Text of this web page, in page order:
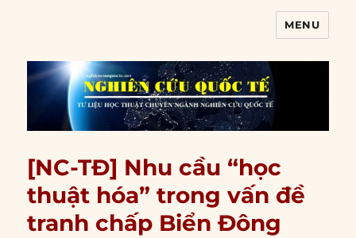
MENU
[NC-TĐ] Nhu cầu “học
thuật hóa” trong vấn đề
tranh chấp Biển Đông